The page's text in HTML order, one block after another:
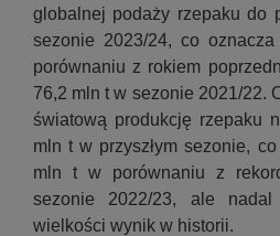
globalnej podaży rzepaku do
sezonie 2023/24, co
porównaniu z rokiem
76,2 mln t w sezonie 2021/22.
światową produkcję rzepaku
mln t w przyszłym sezonie,
mln t w porównaniu z
sezonie 2022/23, ale
wielkości wynik w historii.